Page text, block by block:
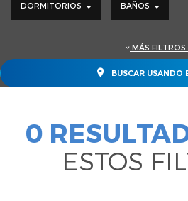
DORMITORIOS BAÑOS
MÁS FILTROS
BUSCAR USANDO
0
ESTOS